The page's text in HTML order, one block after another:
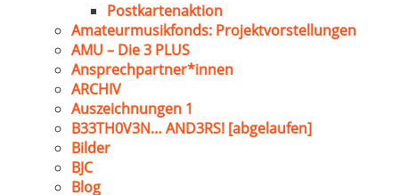
Postkartenaktion
Amateurmusikfonds: Projektvorstellungen
AMU – Die 3 PLUS
Ansprechpartner*innen
ARCHIV
Auszeichnungen 1
B33TH0V3N… AND3RS! [abgelaufen]
Bilder
BJC
Blog